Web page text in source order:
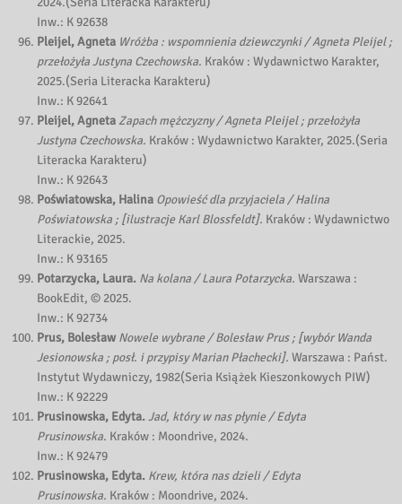
Inw.: K 92638
Pleijel, Agneta Wróżba : wspomnienia dziewczynki / Agneta Pleijel ;
przełożyła Justyna Czechowska. Kraków : Wydawnictwo Karakter,
2025.(Seria Literacka Karakteru)
Inw.: K 92641
Pleijel, Agneta Zapach mężczyzny / Agneta Pleijel ; przełożyła
Justyna Czechowska. Kraków : Wydawnictwo Karakter, 2025.(Seria
Literacka Karakteru)
Inw.: K 92643
Poświatowska, Halina Opowieść dla przyjaciela / Halina
Poświatowska ; [ilustracje Karl Blossfeldt]. Kraków : Wydawnictwo
Literackie, 2025.
Inw.: K 93165
Potarzycka, Laura. Na kolana / Laura Potarzycka.Warszawa :
BookEdit, © 2025.
Inw.: K 92734
Prus, Bolesław Nowele wybrane / Bolesław Prus ; [wybór Wanda
Jesionowska ; posł. i przypisy Marian Płachecki].Warszawa : Państ.
Instytut Wydawniczy, 1982(Seria Książek Kieszonkowych PIW)
Inw.: K 92229
Prusinowska, Edyta. Jad, który w nas płynie / Edyta
Prusinowska. Kraków : Moondrive, 2024.
Inw.: K 92479
Prusinowska, Edyta. Krew, która nas dzieli / Edyta
Prusinowska. Kraków : Moondrive, 2024.